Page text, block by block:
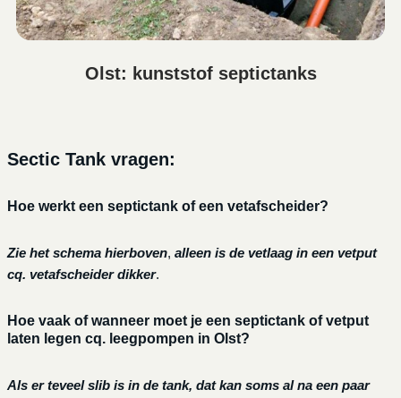
Olst: kunststof septictanks
Sectic Tank vragen:
Hoe werkt een septictank of een vetafscheider?
Zie het schema hierboven, alleen is de vetlaag in een vetput
cq. vetafscheider dikker.
Hoe vaak of wanneer moet je een septictank of vetput
laten legen cq. leegpompen in Olst?
Als er teveel slib is in de tank, dat kan soms al na een paar